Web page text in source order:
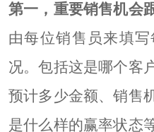
第一，重要销售机会
由每位销售员来填
况。包括这是哪个客
预计多少金额、销售
是什么样的赢率状态